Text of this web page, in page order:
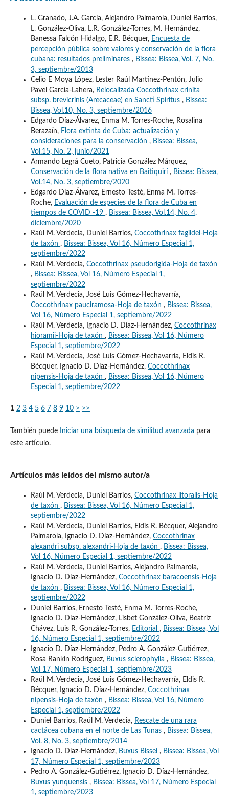
L. Granado, J.A. García, Alejandro Palmarola, Duniel Barrios,
L. González-Oliva, L.R. González-Torres, M. Hernández,
Banessa Falcón Hidalgo, E.R. Bécquer, Encuesta de
percepción pública sobre valores y conservación de la flora
cubana: resultados preliminares , Bissea: Bissea, Vol. 7, No.
3, septiembre/2013
Celio E Moya López, Lester Raúl Martínez-Pentón, Julio
Pavel García-Lahera, Relocalizada Coccothrinax crinita
subsp. brevicrinis (Arecaceae) en Sancti Spíritus , Bissea:
Bissea, Vol.10, No. 3, septiembre/2016
Edgardo Díaz-Álvarez, Enma M. Torres-Roche, Rosalina
Berazaín, Flora extinta de Cuba: actualización y
consideraciones para la conservación , Bissea: Bissea,
Vol.15, No. 2, junio/2021
Armando Legrá Cueto, Patricia González Márquez,
Conservación de la flora nativa en Baitiquirí , Bissea: Bissea,
Vol.14, No. 3, septiembre/2020
Edgardo Díaz-Álvarez, Ernesto Testé, Enma M. Torres-
Roche, Evaluación de especies de la flora de Cuba en
tiempos de COVID -19 , Bissea: Bissea, Vol.14, No. 4,
diciembre/2020
Raúl M. Verdecia, Duniel Barrios, Coccothrinax fagildei-Hoja
de taxón , Bissea: Bissea, Vol 16, Número Especial 1,
septiembre/2022
Raúl M. Verdecia, Coccothrinax pseudorigida-Hoja de taxón
, Bissea: Bissea, Vol 16, Número Especial 1,
septiembre/2022
Raúl M. Verdecia, José Luis Gómez-Hechavarría,
Coccothrinax pauciramosa-Hoja de taxón , Bissea: Bissea,
Vol 16, Número Especial 1, septiembre/2022
Raúl M. Verdecia, Ignacio D. Díaz-Hernández, Coccothrinax
hioramii-Hoja de taxón , Bissea: Bissea, Vol 16, Número
Especial 1, septiembre/2022
Raúl M. Verdecia, José Luis Gómez-Hechavarría, Eldis R.
Bécquer, Ignacio D. Díaz-Hernández, Coccothrinax
nipensis-Hoja de taxón , Bissea: Bissea, Vol 16, Número
Especial 1, septiembre/2022
1 2 3 4 5 6 7 8 9 10 > >>
También puede Iniciar una búsqueda de similitud avanzada para
este artículo.
Artículos más leídos del mismo autor/a
Raúl M. Verdecia, Duniel Barrios, Coccothrinax litoralis-Hoja
de taxón , Bissea: Bissea, Vol 16, Número Especial 1,
septiembre/2022
Raúl M. Verdecia, Duniel Barrios, Eldis R. Bécquer, Alejandro
Palmarola, Ignacio D. Díaz-Hernández, Coccothrinax
alexandri subsp. alexandri-Hoja de taxón , Bissea: Bissea,
Vol 16, Número Especial 1, septiembre/2022
Raúl M. Verdecia, Duniel Barrios, Alejandro Palmarola,
Ignacio D. Díaz-Hernández, Coccothrinax baracoensis-Hoja
de taxón , Bissea: Bissea, Vol 16, Número Especial 1,
septiembre/2022
Duniel Barrios, Ernesto Testé, Enma M. Torres-Roche,
Ignacio D. Díaz-Hernández, Lisbet González-Oliva, Beatriz
Chávez, Luis R. González-Torres, Editorial , Bissea: Bissea, Vol
16, Número Especial 1, septiembre/2022
Ignacio D. Díaz-Hernández, Pedro A. González-Gutiérrez,
Rosa Rankin Rodríguez, Buxus sclerophylla , Bissea: Bissea,
Vol 17, Número Especial 1, septiembre/2023
Raúl M. Verdecia, José Luis Gómez-Hechavarría, Eldis R.
Bécquer, Ignacio D. Díaz-Hernández, Coccothrinax
nipensis-Hoja de taxón , Bissea: Bissea, Vol 16, Número
Especial 1, septiembre/2022
Duniel Barrios, Raúl M. Verdecia, Rescate de una rara
cactácea cubana en el norte de Las Tunas , Bissea: Bissea,
Vol. 8, No. 3, septiembre/2014
Ignacio D. Díaz-Hernández, Buxus Bissei , Bissea: Bissea, Vol
17, Número Especial 1, septiembre/2023
Pedro A. González-Gutiérrez, Ignacio D. Díaz-Hernández,
Buxus yunquensis , Bissea: Bissea, Vol 17, Número Especial
1, septiembre/2023